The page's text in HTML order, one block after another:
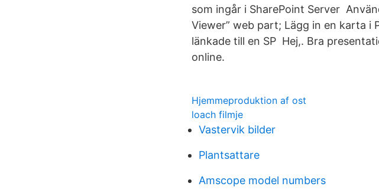
som ingår i SharePoint Server
Viewer” web part; Lägg in en karta i
länkade till en SP Hej,. Bra
online.
Hjemmeproduktion af ost
loach filmje
Vastervik bilder
Plantsattare
Amscope model numbers